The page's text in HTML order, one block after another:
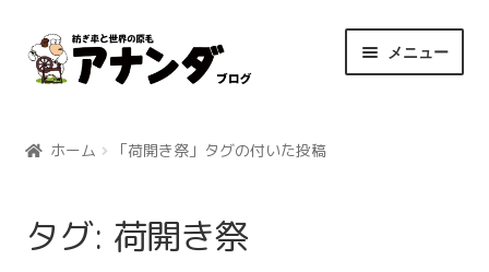
ナ
ビ
シ
へ
コ
ン
ツ
キ
メニュー
ホーム 「荷開き祭」タグの付いた投稿
タグ: 荷開き祭